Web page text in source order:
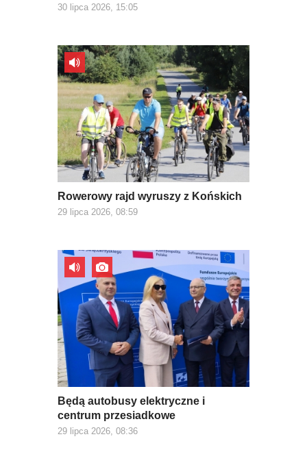
30 lipca 2026, 15:05
Rowerowy rajd wyruszy z Końskich
29 lipca 2026, 08:59
Będą autobusy elektryczne i
centrum przesiadkowe
29 lipca 2026, 08:36